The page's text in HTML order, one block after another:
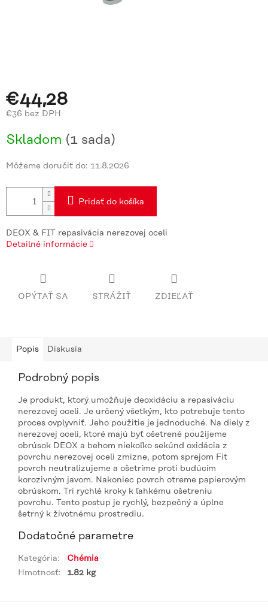
€44,28
€36 bez DPH
cena:
Skladom (1 sada)
Môžeme doručiť do: 11.8.2026
Pridať do košíka
DEOX & FIT repasivácia nerezovej oceli
Detailné informácie
OPÝTAŤ SA STRÁŽIŤ ZDIEĽAŤ
Popis Diskusia
Podrobný popis
Je produkt, ktorý umožňuje deoxidáciu a repasiváciu
nerezovej oceli. Je určený všetkým, kto potrebuje tento
proces ovplyvniť. Jeho použitie je jednoduché. Na diely z
nerezovej oceli, ktoré majú byť ošetrené použijeme
obrúsok DEOX a behom niekoľko sekúnd oxidácia z
povrchu nerezovej oceli zmizne, potom sprejom Fit
povrch neutralizujeme a ošetríme proti budúcím
korozivným javom. Nakoniec povrch otreme papierovým
obrúskom. Tri rychlé kroky k ľahkému ošetreniu
povrchu. Tento postup je rychlý, bezpečný a úplne
šetrný k životnému prostrediu.
Dodatočné parametre
Kategória:
Chémia
Hmotnosť: 1.82 kg